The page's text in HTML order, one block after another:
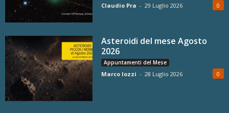
Claudio Pra - 29 Luglio 2026 0
Asteroidi del mese Agosto
2026
Appuntamenti del Mese
Marco Iozzi - 28 Luglio 2026 0